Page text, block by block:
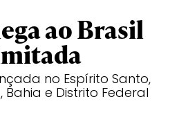
ao Brasil
no Espírito Santo,
Bahia e Distrito Federal